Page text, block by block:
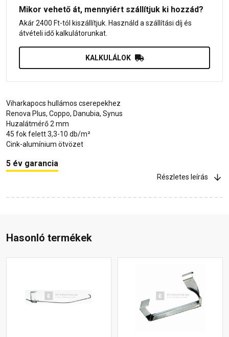
Mikor vehető át, mennyiért szállítjuk ki hozzád?
Akár 2400 Ft-tól kiszállítjuk. Használd a szállítási díj és
átvételi idő kalkulátorunkat.
KALKULÁLOK
Viharkapocs hullámos cserepekhez
Renova Plus, Coppo, Danubia, Synus
Huzalátmérő 2 mm
45 fok felett 3,3-10 db/m²
Cink-alumínium ötvözet
5 év garancia
Részletes leírás
Hasonló termékek